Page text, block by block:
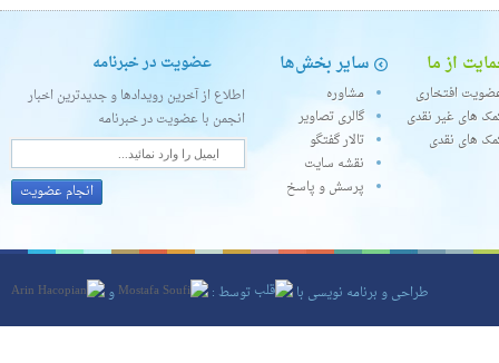
از ما
افتخاری
های غیر نقدی
های نقدی
سایر بخش‌ها
مشاوره
گالری تصاویر
تالار گفتگو
نقشه سایت
پرسش و پاسخ
عضویت در خبرنامه
اطلاع از آخرین رویدادها و جدیدترین اخبار
انجمن با عضویت در خبرنامه
انجام عضویت
طراحی و برنامه نویسی با توسط : و